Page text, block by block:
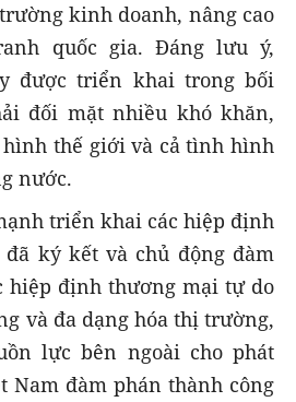
kinh doanh, nâng cao
quốc gia. Đáng lưu ý,
được triển khai trong bối
đối mặt nhiều khó khăn,
thế giới và cả tình hình
nước.
triển khai các hiệp định
ký kết và chủ động đàm
hiệp định thương mại tự do
và đa dạng hóa thị trường,
lực bên ngoài cho phát
Nam đàm phán thành công